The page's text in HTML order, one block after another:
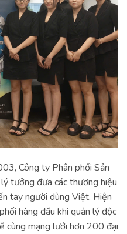
Công ty Phân phối Sản
tưởng đưa các thương hiệu
tay người dùng Việt. Hiện
hàng đầu khi quản lý độc
cùng mạng lưới hơn 200 đại